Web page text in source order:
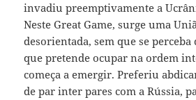
invadiu preemptivamente a
Neste Great Game, surge uma
desorientada, sem que se perceba
que pretende ocupar na ordem
começa a emergir. Preferiu
de par inter pares com a Rússia,